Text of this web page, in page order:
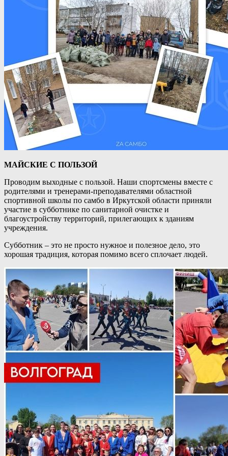
МАЙСКИЕ С ПОЛЬЗОЙ
Проводим выходные с пользой. Наши спортсмены вместе с
родителями и тренерами-преподавателями областной
спортивной школы по самбо в Иркутской области приняли
участие в субботнике по санитарной очистке и
благоустройству территорий, прилегающих к зданиям
учреждения.
Субботник – это не просто нужное и полезное дело, это
хорошая традиция, которая помимо всего сплочает людей.